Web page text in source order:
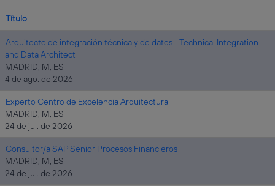
Título
Arquitecto de integración técnica y de datos - Technical Integration
and Data Architect
MADRID, M, ES
4 de ago. de 2026
Experto Centro de Excelencia Arquitectura
MADRID, M, ES
24 de jul. de 2026
Consultor/a SAP Senior Procesos Financieros
MADRID, M, ES
24 de jul. de 2026